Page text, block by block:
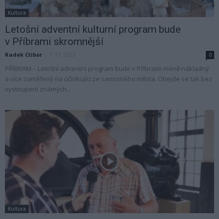
Kultura
Letošní adventní kulturní program bude
v Příbrami skromnější
Radek Ctibor 0
PŘÍBRAM – Letošní adventní program bude v Příbrami méně nákladný
a více zaměřený na účinkující ze samotného města. Obejde se tak bez
vystoupení známých...
Kultura